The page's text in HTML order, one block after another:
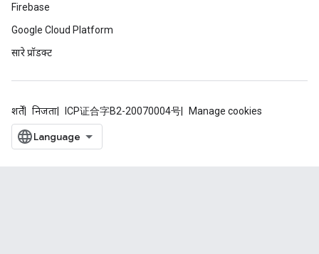
Firebase
Google Cloud Platform
सारे प्रॉडक्ट
शर्तें निजता ICP证合字B2-20070004号 Manage cookies